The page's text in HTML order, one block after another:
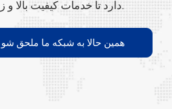
دارد تا خدمات کیفیت بالا و زمان واقعی را فراهم کند.
همين حالا به شبکه ما ملحق شو